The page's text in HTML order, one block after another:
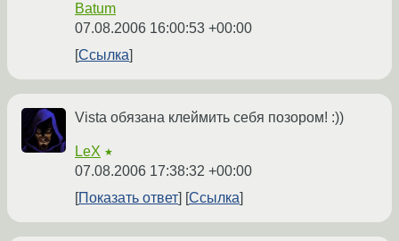
Batum
07.08.2006 16:00:53 +00:00
Ссылка
Vista обязана клеймить себя позором! :))
LeX ★
07.08.2006 17:38:32 +00:00
Показать ответ
Ссылка